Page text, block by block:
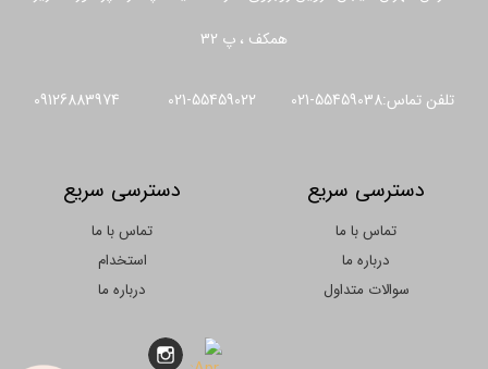
همکف ، پ 32
تلفن تماس:55459038-021 55459022-021 09126883974
دسترسی سریع
تماس با ما
درباره ما
سوالات متداول
دسترسی سریع
تماس با ما
استخدام
درباره ما